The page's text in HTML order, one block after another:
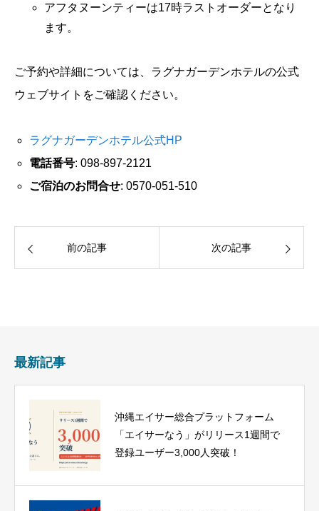
アフタヌーンティーは17時ラストオーダーとなり
ます。
ご予約や詳細については、ラグナガーデンホテルの公式
ウェブサイトをご確認ください。
ラグナガーデンホテル公式HP
電話番号: 098-897-2121
ご宿泊のお問合せ: 0570-051-510
前の記事 次の記事
最新記事
沖縄エイサー総合プラットフォーム
「エイサーなう」がリリース1週間で
登録ユーザー3,000人突破！